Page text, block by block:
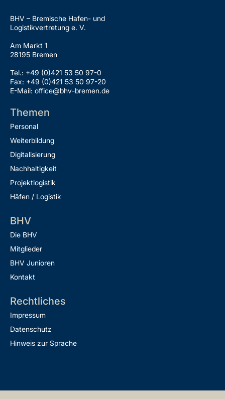
BHV – Bremische Hafen- und
Logistikvertretung e. V.
Am Markt 1
28195 Bremen
Tel.: +49 (0)421 53 50 97-0
Fax: +49 (0)421 53 50 97-20
E-Mail: office@bhv-bremen.de
Themen
Personal
Weiterbildung
Digitalisierung
Nachhaltigkeit
Projektlogistik
Häfen / Logistik
BHV
Die BHV
Mitglieder
BHV Junioren
Kontakt
Rechtliches
Impressum
Datenschutz
Hinweis zur Sprache